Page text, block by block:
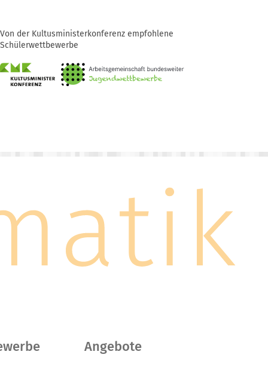
Von der Kultusministerkonferenz empfohlene
Schülerwettbewerbe
Angebote